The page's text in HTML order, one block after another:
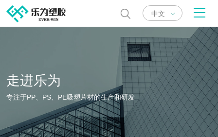
中文
走进乐为
专注于PP、PS、PE吸塑片材的生产和研发